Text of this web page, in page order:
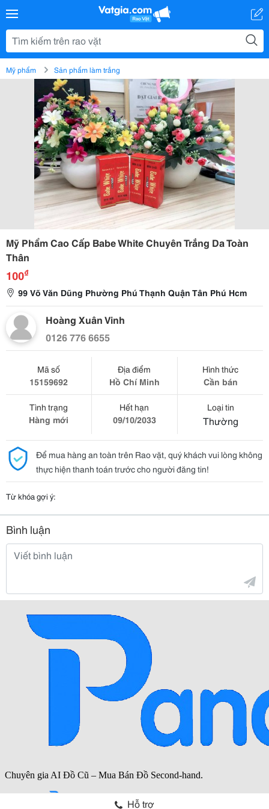
Mỹ phẩm Sản phẩm làm trắng
Mỹ Phẩm Cao Cấp Babe White Chuyên Trắng Da Toàn
Thân
100₫
99 Võ Văn Dũng Phường Phú Thạnh Quận Tân Phú Hcm
Hoàng Xuân Vinh
0126 776 6655
Mã số
15159692
Địa điểm
Hồ Chí Minh
Hình thức
Cần bán
Tình trạng
Hàng mới
Hết hạn
09/10/2033
Loại tin
Thường
Để mua hàng an toàn trên Rao vặt, quý khách vui lòng không
thực hiện thanh toán trước cho người đăng tin!
Từ khóa gợi ý:
Bình luận
Hỗ trợ